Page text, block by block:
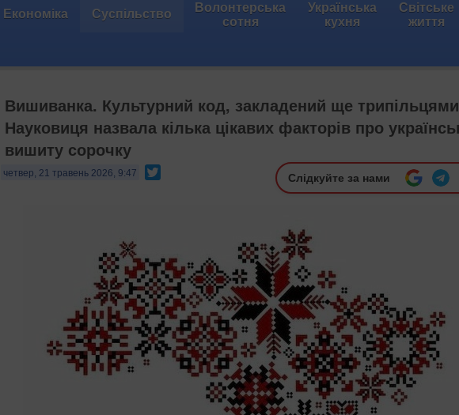
Економіка Суспільство Волонтерська
сотня
Українська
кухня
Світське
життя
Вишиванка. Культурний код, закладений ще
Науковиця назвала кілька цікавих факторів про
вишиту сорочку
четвер, 21 травень 2026, 9:47 Слідкуйте за нами